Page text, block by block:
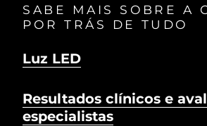
SABE MAIS SOBRE A
POR TRÁS DE TUDO
Luz LED
Resultados clínicos e
especialistas